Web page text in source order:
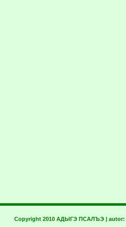
Copyright 2010 АДЫГЭ ПСАЛЪЭ | autor: